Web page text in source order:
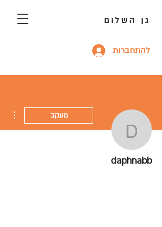
גן השלום
להתחברות
daphnabb
מעקב
daphnabb